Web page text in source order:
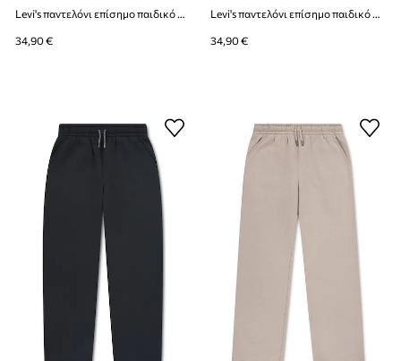
Levi's παντελόνι επίσημο παιδικό με βαμβάκι BAGGY CARPENTER SWEATPANT
34,90 €
Levi's παντελόνι επίσημο παιδικό με βαμβάκι BAGGY CARPENTER SWEATPANT
34,90 €